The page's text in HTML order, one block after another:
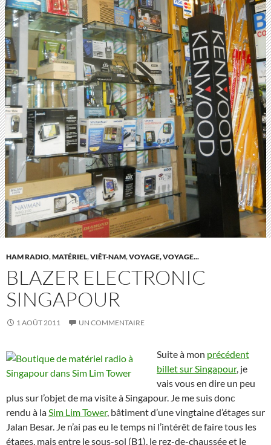
HAM RADIO,MATÉRIEL,VIÊT-NAM,VOYAGE, VOYAGE...
BLAZER ELECTRONIC
SINGAPOUR
1 AOÛT 2011 UN COMMENTAIRE
Suite à mon précédent
billet sur Singapour, je
vais vous en dire un peu
plus sur l’objet de ma visite à Singapour. Je me suis donc
rendu à laSim Lim Tower, bâtiment d’une vingtaine d’étages sur
Jalan Besar. Je n’ai pas eu le temps ni l’intérêt de faire tous les
étages, mais entre le sous-sol (B1), le rez-de-chaussée et le